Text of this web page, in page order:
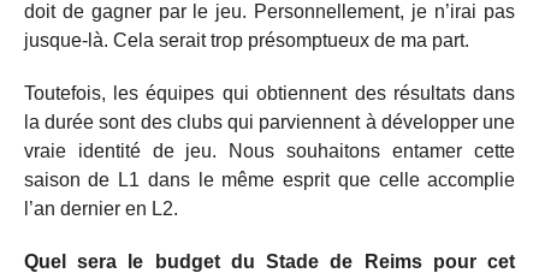
doit de gagner par le jeu. Personnellement, je n’irai pas
jusque-là. Cela serait trop présomptueux de ma part.
Toutefois, les équipes qui obtiennent des résultats dans
la durée sont des clubs qui parviennent à développer une
vraie identité de jeu. Nous souhaitons entamer cette
saison de L1 dans le même esprit que celle accomplie
l’an dernier en L2.
Quel sera le budget du Stade de Reims pour cet